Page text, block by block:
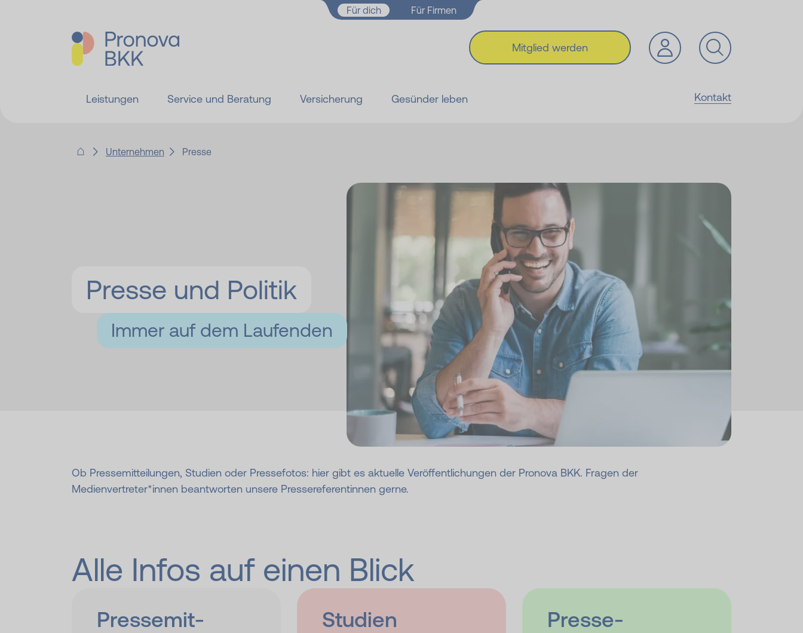
Zum Hauptinhalt springen
Für dich Für Firmen
Mitglied werden
Leistungen Service und Beratung Versicherung Gesünder leben Kontakt
Unternehmen Presse
Presse und Politik
Immer auf dem Lau­fen­den
Ob Pressemitteilungen, Studien oder Pressefotos: hier gibt es aktuelle Veröffentlichungen der Pronova BKK. Fragen der
Medienvertreter*innen beantworten unsere Pressereferentinnen gerne.
Alle Infos auf einen Blick
Presse­mit­
Studien
Presse­